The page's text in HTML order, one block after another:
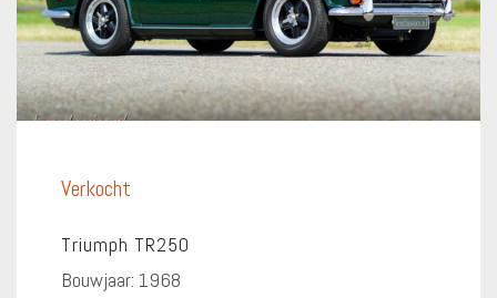
Verkocht
Triumph TR250
Bouwjaar: 1968